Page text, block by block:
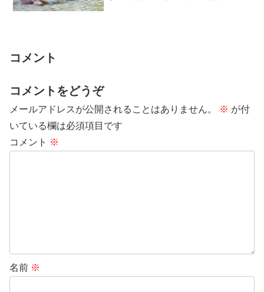
コメント
コメントをどうぞ
メールアドレスが公開されることはありません。 ※ が付
いている欄は必須項目です
コメント ※
名前 ※